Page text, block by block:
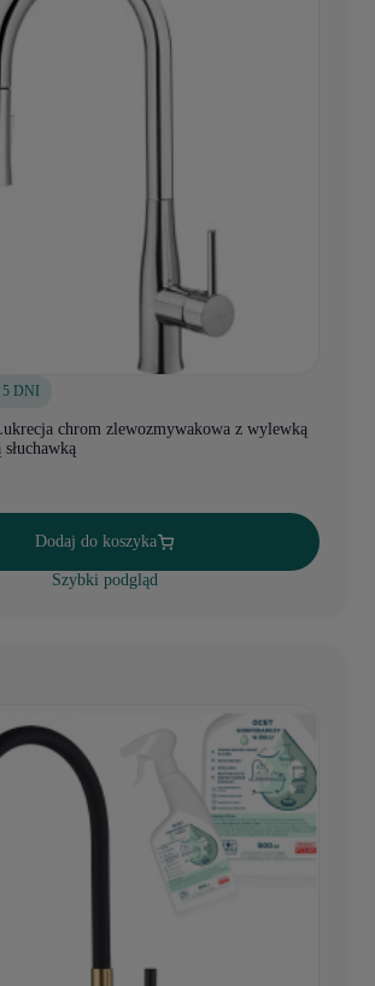
5 DNI
chrom zlewozmywakowa z wylewką
Dodaj do koszyka
Szybki podgląd